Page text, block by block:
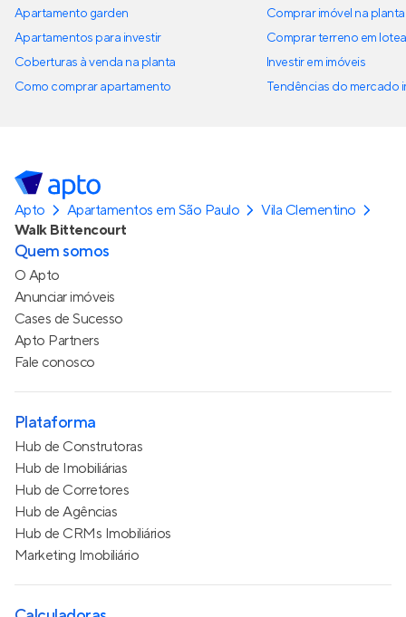
Apartamento garden
Apartamentos para investir
Coberturas à venda na planta
Como comprar apartamento
Comprar imóvel na planta
Comprar terreno em
Investir em imóveis
Tendências do mercado
Apto Apartamentos em São Paulo
Vila Clementino
Walk Bittencourt
Quem somos
O Apto
Anunciar imóveis
Cases de Sucesso
Apto Partners
Fale conosco
Plataforma
Hub de Construtoras
Hub de Imobiliárias
Hub de Corretores
Hub de Agências
Hub de CRMs Imobiliários
Marketing Imobiliário